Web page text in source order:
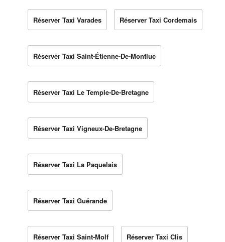
Réserver Taxi Varades Réserver Taxi Cordemais
Réserver Taxi Saint-Étienne-De-Montluc
Réserver Taxi Le Temple-De-Bretagne
Réserver Taxi Vigneux-De-Bretagne
Réserver Taxi La Paquelais
Réserver Taxi Guérande
Réserver Taxi Saint-Molf Réserver Taxi Clis